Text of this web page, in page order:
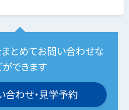
とめてお問い合わせな
ができます
合わせ・見学予約